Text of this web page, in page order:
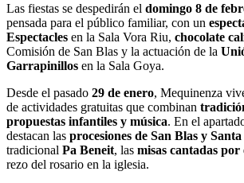
Las fiestas se despedirán el domingo 8 de
pensada para el público familiar, con un
Espectacles en la Sala Vora Riu, chocolate
Comisión de San Blas y la actuación de la
Garrapinillos en la Sala Goya.
Desde el pasado 29 de enero, Mequinenza
de actividades gratuitas que combinan
propuestas infantiles y música. En el
destacan las procesiones de San Blas y
tradicional Pa Beneit, las misas cantadas
rezo del rosario en la iglesia.